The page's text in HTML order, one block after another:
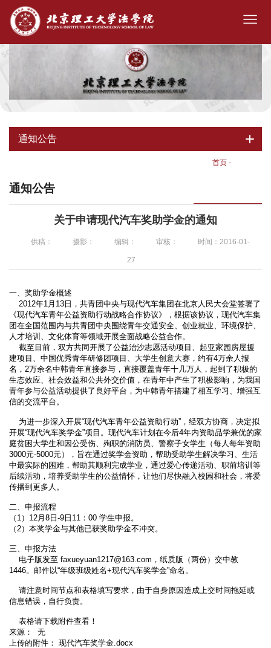
通知公告
首页 -
通知公告
关于申请现代汽车奖助学金的通知
供稿： 摄影： 编辑： 审核： 时间：2016-01-
27
一、奖助学金概述
2012年1月13日，共青团中央与现代汽车集团在北京人民大会堂签署了
《现代汽车青年公益资助行动战略合作协议》，根据该协议，现代汽车集
团在全国范围内与共青团中央围绕青年交通安全、创业就业、环境保护、
人才培训、文化体育等领域开展全面战略公益合作。
截至目前，双方共同开展了公益治沙志愿活动项目、起亚家园房屋援
建项目、中国优秀青年研修团项目、大学生创意大赛，约有4万余人报
名，2万余名中韩青年直接参与，直接覆盖青年十几万人，起到了积极的
生态效应、社会效益和公共外交价值，在青年中产生了积极影响，为我国
青年参与公益活动提供了良好平台，为中韩青年搭建了相互学习、增强互
信的交流平台。
为进一步深入开展“现代汽车青年公益资助行动”，经双方协商，决定拟
开展“现代汽车奖学金”项目。现代汽车计划在今后4年内资助品学兼优的家
庭贫困大学生和因公受伤、殉职的消防员、警察子女学生（每人每年资助
3000元-5000元），旨在通过奖学金资助，帮助受助学生解决学习、生活
中最实际的困难，帮助其顺利完成学业，通过爱心传递活动、职前培训等
后续活动，培养受助学生的公益情怀，让他们尽快融入校园和社会，将爱
传播到更多人。
二、申报流程
（1）12月8日-9日11：00 学生申报。
（2）本奖学金与其他已获奖助学金不冲突。
三、申报方法
电子版发至 faxueyuan1217@163.com ，纸质版（两份）交中教
1446。邮件以“年级班级姓名+现代汽车奖学金”命名。
请注意时间节点和表格填写要求，由于自身原因造成上交时间拖延或
信息错误，自行负责。
表格请下载附件查看！
来源： 无
上传的附件： 现代汽车奖学金.docx